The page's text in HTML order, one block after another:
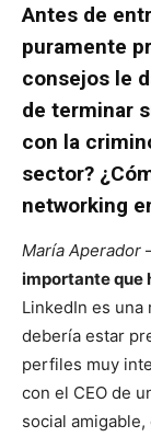
Antes de
puramente
consejos le
de terminar
con la
sector?
networking
María Aperador
importante que
LinkedIn es una
debería estar
perfiles muy
con el CEO de
social